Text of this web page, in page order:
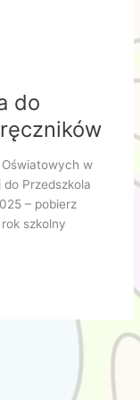
do
Oświatowych w
Przedszkola
– pobierz
szkolny